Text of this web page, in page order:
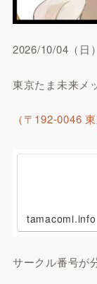
2026/10/04（日
東京たま未来メ
（〒192-0046
tamacomi.info
サークル番号が